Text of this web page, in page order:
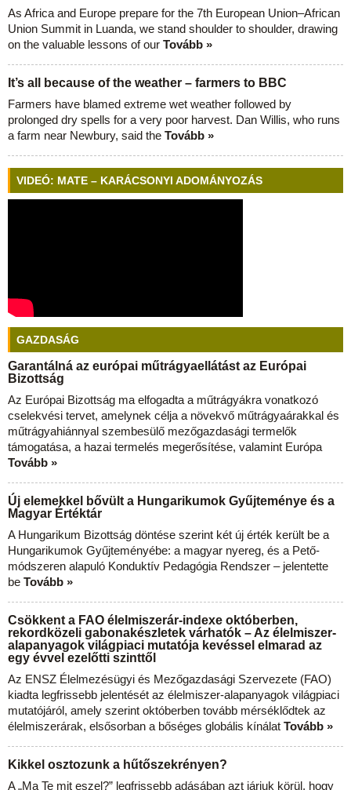
As Africa and Europe prepare for the 7th European Union–African
Union Summit in Luanda, we stand shoulder to shoulder, drawing
on the valuable lessons of our Tovább »
It’s all because of the weather – farmers to BBC
Farmers have blamed extreme wet weather followed by
prolonged dry spells for a very poor harvest. Dan Willis, who runs
a farm near Newbury, said the Tovább »
VIDEÓ: MATE – KARÁCSONYI ADOMÁNYOZÁS
GAZDASÁG
Garantálná az európai műtrágyaellátást az Európai
Bizottság
Az Európai Bizottság ma elfogadta a műtrágyákra vonatkozó
cselekvési tervet, amelynek célja a növekvő műtrágyaárakkal és
műtrágyahiánnyal szembesülő mezőgazdasági termelők
támogatása, a hazai termelés megerősítése, valamint Európa
Tovább »
Új elemekkel bővült a Hungarikumok Gyűjteménye és a
Magyar Értéktár
A Hungarikum Bizottság döntése szerint két új érték került be a
Hungarikumok Gyűjteményébe: a magyar nyereg, és a Pető-
módszeren alapuló Konduktív Pedagógia Rendszer – jelentette
be Tovább »
Csökkent a FAO élelmiszerár-indexe októberben,
rekordközeli gabonakészletek várhatók – Az élelmiszer-
alapanyagok világpiaci mutatója kevéssel elmarad az
egy évvel ezelőtti szinttől
Az ENSZ Élelmezésügyi és Mezőgazdasági Szervezete (FAO)
kiadta legfrissebb jelentését az élelmiszer-alapanyagok világpiaci
mutatójáról, amely szerint októberben tovább mérséklődtek az
élelmiszerárak, elsősorban a bőséges globális kínálat Tovább »
Kikkel osztozunk a hűtőszekrényen?
A „Ma Te mit eszel?” legfrissebb adásában azt járjuk körül, hogy